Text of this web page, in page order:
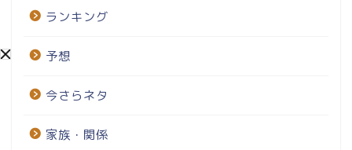
ランキング
予想
今さらネタ
家族・関係